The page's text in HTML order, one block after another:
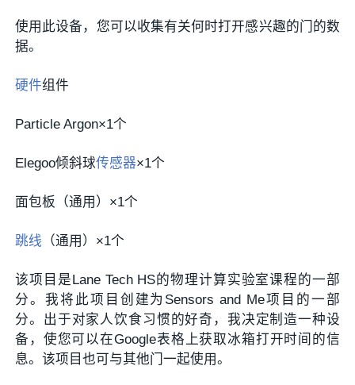
使用此设备，您可以收集有关何时打开感兴趣的门的数
据。
硬件组件
Particle Argon×1个
Elegoo倾斜球传感器×1个
面包板（通用）×1个
跳线 （通用）×1个
该项目是Lane Tech HS的物理计算实验室课程的一部
分。我将此项目创建为Sensors and Me项目的一部
分。出于对家人饮食习惯的好奇，我决定制造一种设
备，使您可以在Google表格上获取冰箱打开时间的信
息。该项目也可与其他门一起使用。